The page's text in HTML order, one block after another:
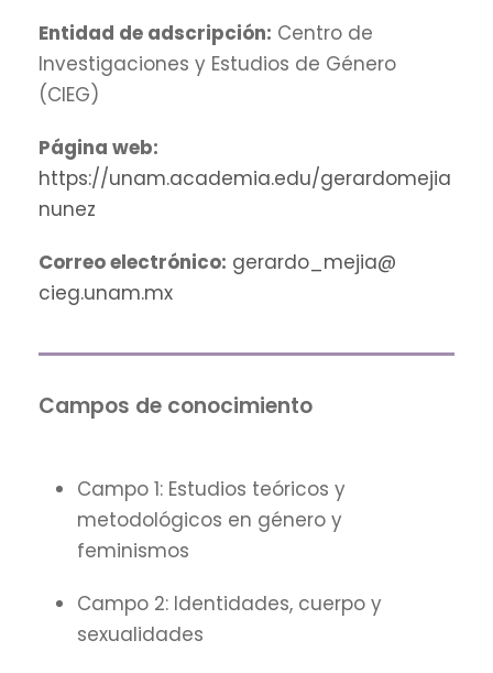
Entidad de adscripción: Centro de
Investigaciones y Estudios de Género
(CIEG)
Página web:
https://unam.academia.edu/gerardomejia
nunez
Correo electrónico: gerardo_mejia@
cieg.unam.mx
Campos de conocimiento
Campo 1: Estudios teóricos y
metodológicos en género y
feminismos
Campo 2: Identidades, cuerpo y
sexualidades